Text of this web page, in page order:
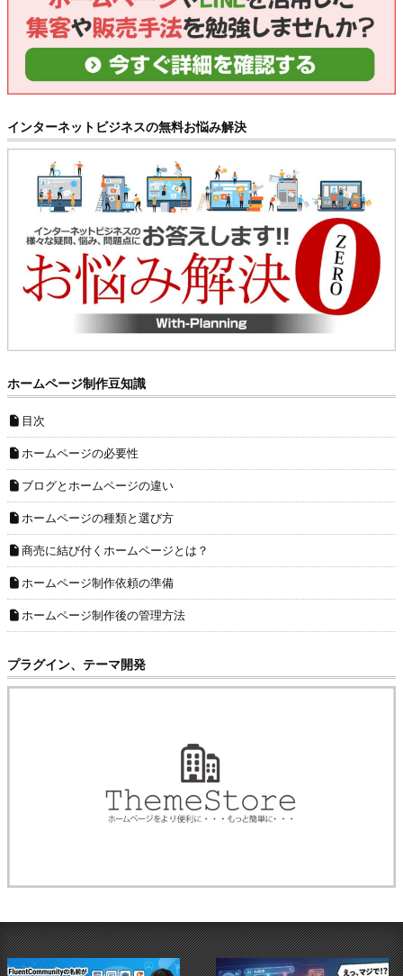
インターネットビジネスの無料お悩み解決
ホームページ制作豆知識
目次
ホームページの必要性
ブログとホームページの違い
ホームページの種類と選び方
商売に結び付くホームページとは？
ホームページ制作依頼の準備
ホームページ制作後の管理方法
プラグイン、テーマ開発